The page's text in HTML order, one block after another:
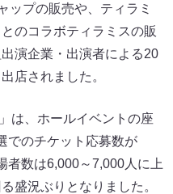
ップの販売や、ティラミ
のコラボティラミスの販
演企業・出演者による20
店されました。
は、ホールイベントの座
でのチケット応募数が
者数は6,000～7,000人に上
盛況ぶりとなりました。